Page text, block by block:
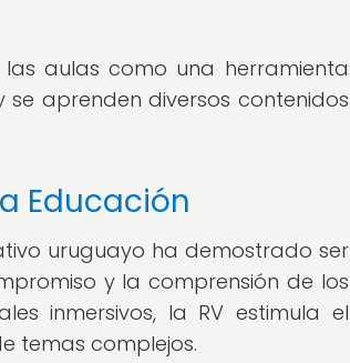
aulas como una herramienta
aprenden diversos contenidos
Educación
uruguayo ha demostrado ser
y la comprensión de los
inmersivos, la RV estimula el
temas complejos.